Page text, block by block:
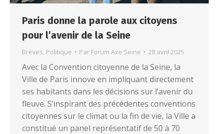
Paris donne la parole aux citoyens
pour l’avenir de la Seine
Brèves, Politique Par Forum Axe Seine 28 avril 2025
Avec la Convention citoyenne de la Seine, la
Ville de Paris innove en impliquant directement
ses habitants dans les décisions sur l’avenir du
fleuve. S’inspirant des précédentes conventions
citoyennes sur le climat ou la fin de vie, la Ville a
constitué un panel représentatif de 50 à 70